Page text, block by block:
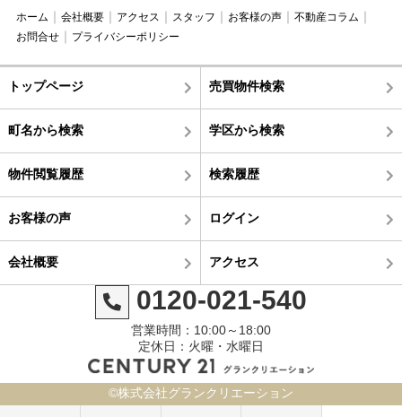
ホーム 会社概要 アクセス スタッフ お客様の声
不動産コラム
お問合せ
プライバシーポリシー
トップページ 売買物件検索
町名から検索 学区から検索
物件閲覧履歴 検索履歴
お客様の声 ログイン
会社概要 アクセス
0120-021-540
営業時間：10:00～18:00
定休日：火曜・水曜日
©株式会社グランクリエーション